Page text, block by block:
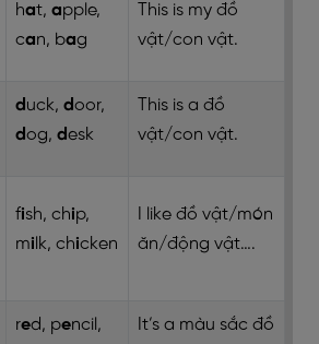
hat, apple,
can, bag
This is my đồ
vật/con vật.
duck, door,
dog, desk
This is a đồ
vật/con vật.
fish, chip,
mi lk, chicken
I like đồ vật/món
ăn/động vật….
red, pencil,
It’s a màu sắc đồ